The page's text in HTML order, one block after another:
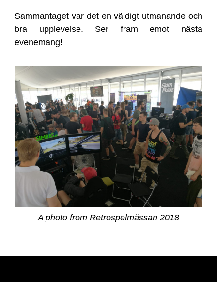
Sammantaget var det en väldigt utmanande och
bra upplevelse. Ser fram emot nästa
evenemang!
A photo from Retrospelmässan 2018